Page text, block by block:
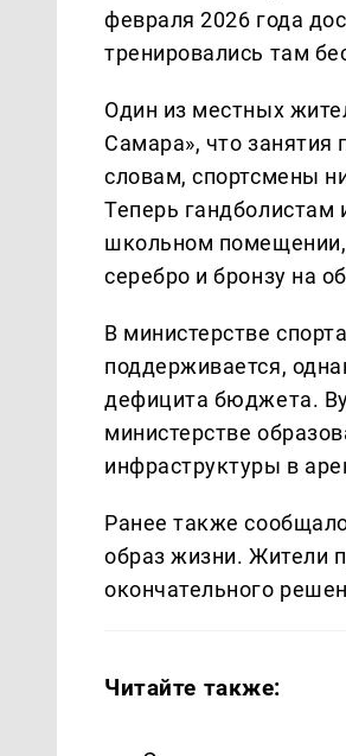
февраля 2026 года
тренировались там
Один из местных
Самара», что занятия
словам, спортсмены
Теперь гандболистам
школьном помещении,
серебро и бронзу на
В министерстве
поддерживается,
дефицита бюджета.
министерстве
инфраструктуры в
Ранее также
образ жизни. Жители
окончательного
Читайте также: